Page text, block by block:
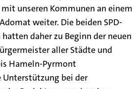
unseren Kommunen an einem
weiter. Die beiden SPD-
daher zu Beginn der neuen
aller Städte und
Hameln-Pyrmont
Unterstützung bei der